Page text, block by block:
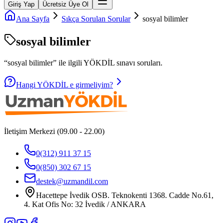
Giriş Yap Ücretsiz Üye Ol
Ana Sayfa Sıkça Sorulan Sorular sosyal bilimler
sosyal bilimler
“sosyal bilimler” ile ilgili YÖKDİL sınavı soruları.
Hangi YÖKDİL e girmeliyim?
İletişim Merkezi (09.00 - 22.00)
0(312) 911 37 15
0(850) 302 67 15
destek@uzmandil.com
Hacettepe İvedik OSB. Teknokenti 1368. Cadde No.61,
4. Kat Ofis No: 32 İvedik / ANKARA